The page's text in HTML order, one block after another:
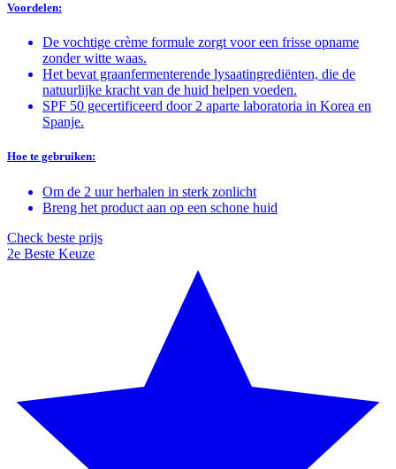
Voordelen:
De vochtige crème formule zorgt voor een frisse opname
zonder witte waas.
Het bevat graanfermenterende lysaatingrediënten, die de
natuurlijke kracht van de huid helpen voeden.
SPF 50 gecertificeerd door 2 aparte laboratoria in Korea en
Spanje.
Hoe te gebruiken:
Om de 2 uur herhalen in sterk zonlicht
Breng het product aan op een schone huid
Check beste prijs
2e Beste Keuze